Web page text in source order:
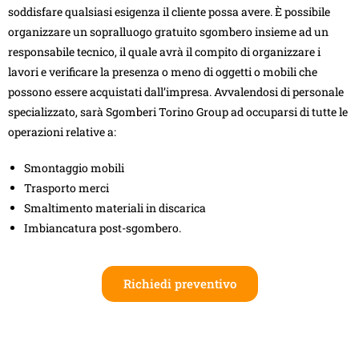
soddisfare qualsiasi esigenza il cliente possa avere. È possibile
organizzare un sopralluogo gratuito sgombero insieme ad un
responsabile tecnico, il quale avrà il compito di organizzare i
lavori e verificare la presenza o meno di oggetti o mobili che
possono essere acquistati dall’impresa. Avvalendosi di personale
specializzato, sarà Sgomberi Torino Group ad occuparsi di tutte le
operazioni relative a:
Smontaggio mobili
Trasporto merci
Smaltimento materiali in discarica
Imbiancatura post-sgombero.
Richiedi preventivo